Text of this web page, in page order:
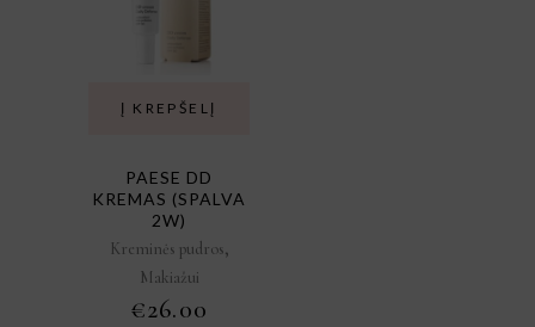
Į KREPŠELĮ
PAESE DD
KREMAS (SPALVA
2W)
Kreminės pudros,
Makiažui
€26.00